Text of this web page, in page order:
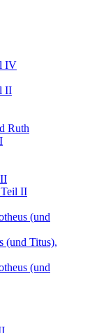
IV
II
Ruth
Teil II
(und
(und Titus),
(und